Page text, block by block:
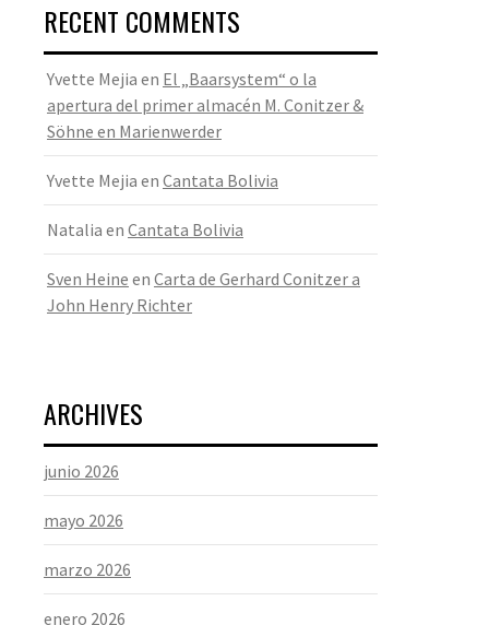
RECENT COMMENTS
Yvette Mejia en El „Baarsystem“ o la
apertura del primer almacén M. Conitzer &
Söhne en Marienwerder
Yvette Mejia en Cantata Bolivia
Natalia en Cantata Bolivia
Sven Heine en Carta de Gerhard Conitzer a
John Henry Richter
ARCHIVES
junio 2026
mayo 2026
marzo 2026
enero 2026